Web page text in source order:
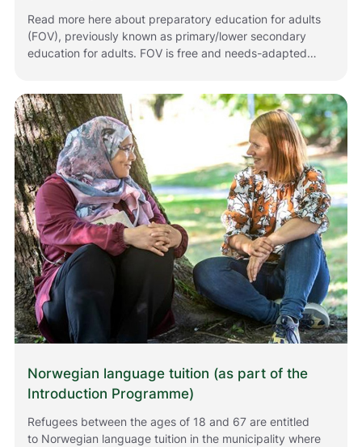
Read more here about preparatory education for adults
(FOV), previously known as primary/lower secondary
education for adults. FOV is free and needs-adapted
education entrance qualification or vocational
qualification.
Norwegian language tuition (as part of the
Introduction Programme)
Refugees between the ages of 18 and 67 are entitled
to Norwegian language tuition in the municipality where